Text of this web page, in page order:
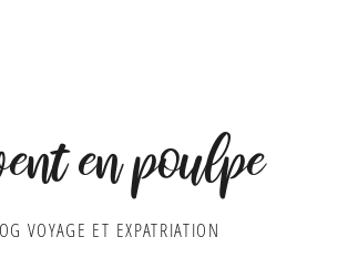
en poulpe
VOYAGE ET EXPATRIATION